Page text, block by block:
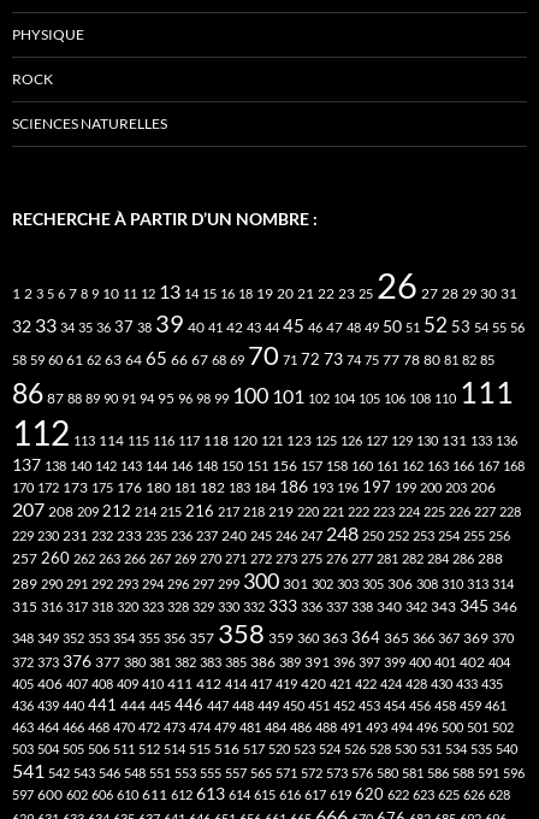
PHYSIQUE
ROCK
SCIENCES NATURELLES
RECHERCHE À PARTIR D’UN NOMBRE :
1 2 3 5 6 7 8 9 10 11 12 13 14 15 16 18 19 20 21 22 23 25 26 27 28 29 30 31
32 33 34 35 36 37 38 39 40 41 42 43 44 45 46 47 48 49 50 51 52 53 54 55 56
58 59 60 61 62 63 64 65 66 67 68 69 70 71 72 73 74 75 77 78 80 81 82 85
86 87 88 89 90 91 94 95 96 98 99 100 101 102 104 105 106 108 110 111
112 113 114 115 116 117 118 120 121 123 125 126 127 129 130 131 133 136
137 138 140 142 143 144 146 148 150 151 156 157 158 160 161 162 163 166 167 168
170 172 173 175 176 180 181 182 183 184 186 193 196 197 199 200 203 206
207 208 209 212 214 215 216 217 218 219 220 221 222 223 224 225 226 227 228
229 230 231 232 233 235 236 237 240 245 246 247 248 250 252 253 254 255 256
257 260 262 263 266 267 269 270 271 272 273 275 276 277 281 282 284 286 288
289 290 291 292 293 294 296 297 299 300 301 302 303 305 306 308 310 313 314
315 316 317 318 320 323 328 329 330 332 333 336 337 338 340 342 343 345 346
348 349 352 353 354 355 356 357 358 359 360 363 364 365 366 367 369 370
372 373 376 377 380 381 382 383 385 386 389 391 396 397 399 400 401 402 404
405 406 407 408 409 410 411 412 414 417 419 420 421 422 424 428 430 433 435
436 439 440 441 444 445 446 447 448 449 450 451 452 453 454 456 458 459 461
463 464 466 468 470 472 473 474 479 481 484 486 488 491 493 494 496 500 501 502
503 504 505 506 511 512 514 515 516 517 520 523 524 526 528 530 531 534 535 540
541 542 543 546 548 551 553 555 557 565 571 572 573 576 580 581 586 588 591 596
597 600 602 606 610 611 612 613 614 615 616 617 619 620 622 623 625 626 628